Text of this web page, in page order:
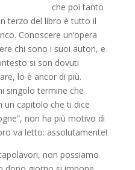
che poi tanto
terzo del libro è tutto il
Conoscere un’opera
chi sono i suoi autori, e
si son dovuti
lo è ancor di più.
singolo termine che
capitolo che ti dice
non ha più motivo di
va letto: assolutamente!
non possiamo